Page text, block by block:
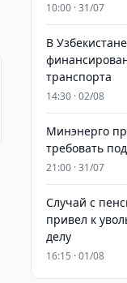
10:00 · 31/07
В
транспорта
14:30 · 02/08
Минэнерго
требовать
21:00 · 31/07
Случай с
привел к
делу
16:15 · 01/08